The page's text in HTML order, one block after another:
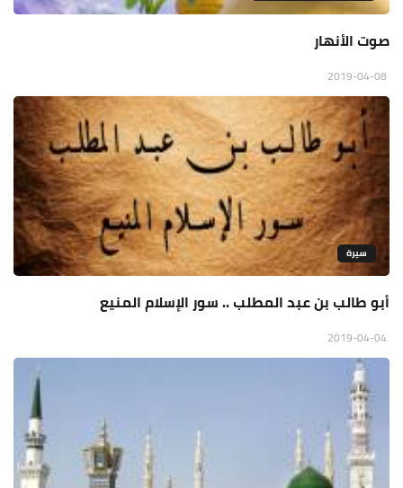
صوت الأنهار
سيرة
أبو طالب بن عبد المطلب .. سور الإسلام المنيع